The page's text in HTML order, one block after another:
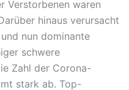
Verstorbenen waren
hinaus verursacht
nun dominante
schwere
Zahl der Corona-
stark ab. Top-